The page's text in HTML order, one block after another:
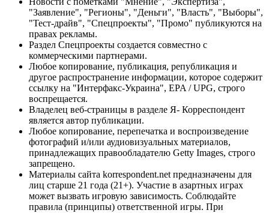
"Заявление", "Регионы", "Деньги", "Власть", "Выборы",
"Тест-драйв", "Спецпроекты", "Промо" публикуются на
правах рекламы.
Раздел Спецпроекты создается совместно с
коммерческими партнерами.
Любое копирование, публикация, републикация и
другое распространение информации, которое содержит
ссылку на "Интерфакс-Украина", EPA / UPG, строго
воспрещается.
Владелец веб-страницы в разделе Я- Корреспондент
является автор публикации.
Любое копирование, перепечатка и воспроизведение
фотографий и/или аудиовизуальных материалов,
принадлежащих правообладателю Getty Images, строго
запрещено.
Материалы сайта korrespondent.net предназначены для
лиц старше 21 года (21+). Участие в азартных играх
может вызвать игровую зависимость. Соблюдайте
правила (принципы) ответственной игры. При